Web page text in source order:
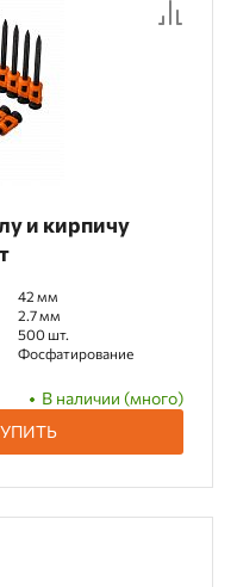
и кирпичу
42 мм
2.7 мм
500 шт.
Фосфатирование
В наличии (много)